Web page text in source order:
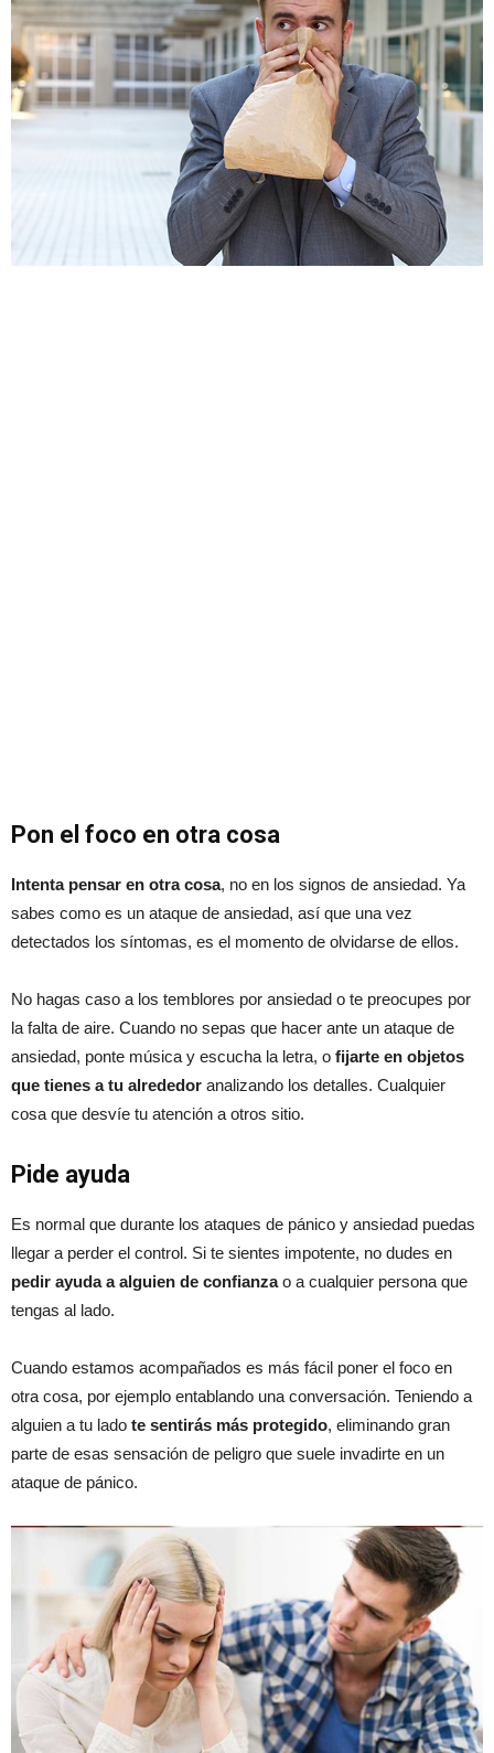
Pon el foco en otra cosa
Intenta pensar en otra cosa, no en los signos de ansiedad. Ya
sabes como es un ataque de ansiedad, así que una vez
detectados los síntomas, es el momento de olvidarse de ellos.
No hagas caso a los temblores por ansiedad o te preocupes por
la falta de aire. Cuando no sepas que hacer ante un ataque de
ansiedad, ponte música y escucha la letra, o fijarte en objetos
que tienes a tu alrededor analizando los detalles. Cualquier
cosa que desvíe tu atención a otros sitio.
Pide ayuda
Es normal que durante los ataques de pánico y ansiedad puedas
llegar a perder el control. Si te sientes impotente, no dudes en
pedir ayuda a alguien de confianzao a cualquier persona que
tengas al lado.
Cuando estamos acompañados es más fácil poner el foco en
otra cosa, por ejemplo entablando una conversación. Teniendo a
alguien a tu lado te sentirás más protegido, eliminando gran
parte de esas sensación de peligro que suele invadirte en un
ataque de pánico.